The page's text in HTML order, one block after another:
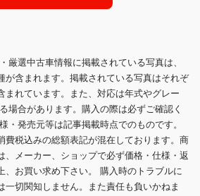
厳選中古車情報に掲載されている写真は、
が含まれます。掲載されている写真はそれぞ
まれています。また、対応は年式やグレー
場合があります。購入の際は必ずご確認く
・発売元等は記事掲載時点でのものです。
費税込みの総額表記が混在しております。商
、メーカー、ショップで必ず価格・仕様・返
、お買い求め下さい。 購入時のトラブルに
一切関知しません。また責任も負いかねま